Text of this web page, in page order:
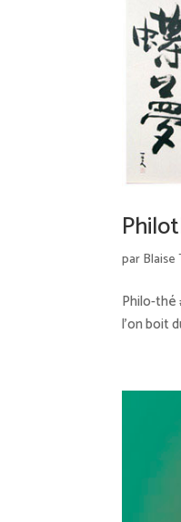
par
Philo-thé
l’on boit